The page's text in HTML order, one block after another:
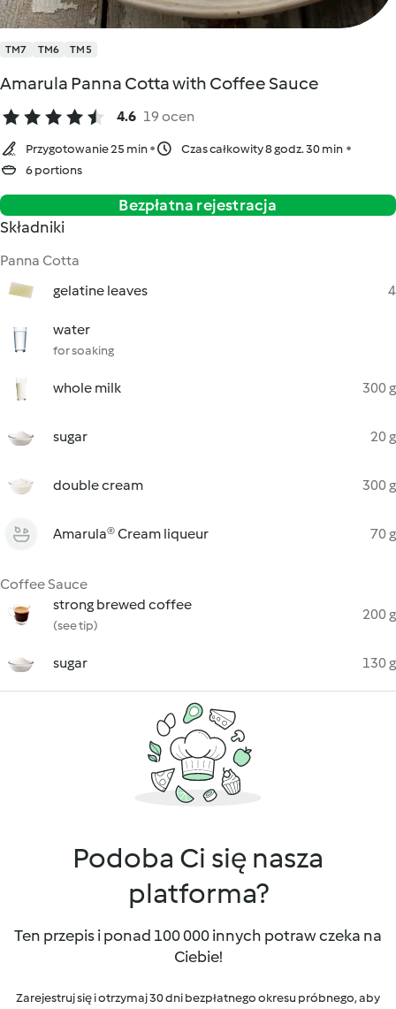
TM7 TM6 TM5
Amarula Panna Cotta with Coffee Sauce
4.6 19 ocen
Przygotowanie 25 min
Czas całkowity 8 godz. 30 min
6 portions
Bezpłatna rejestracja
Składniki
Panna Cotta
gelatine leaves
4
water
for soaking
whole milk 300 g
sugar 20 g
double cream 300 g
Amarula® Cream liqueur 70 g
Coffee Sauce
strong brewed coffee
(see tip)
200 g
sugar 130 g
Podoba Ci się nasza
platforma?
Ten przepis i ponad 100 000 innych potraw czeka na
Ciebie!
Zarejestruj się i otrzymaj 30 dni bezpłatnego okresu próbnego, aby